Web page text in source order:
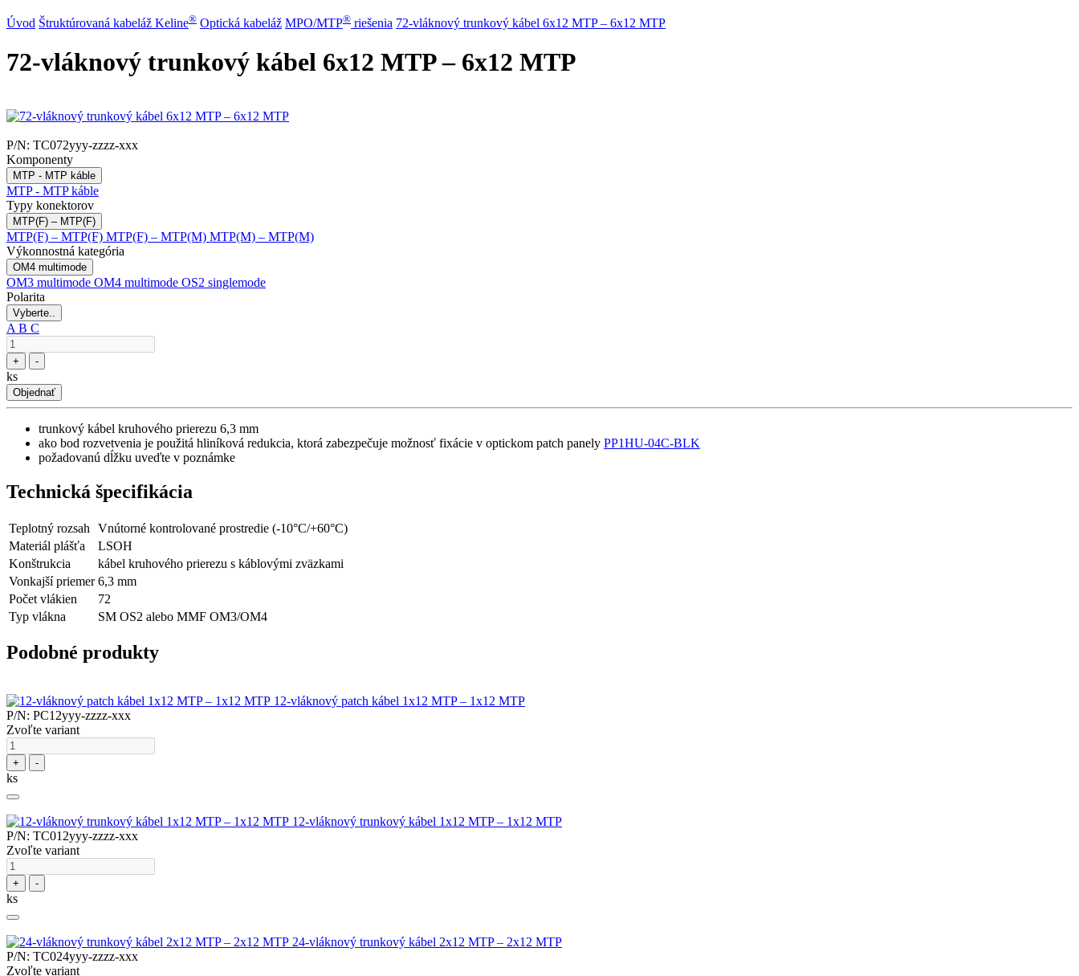
Úvod Štruktúrovaná kabeláž Keline® Optická kabeláž MPO/MTP® ​ riešenia 72-vláknový trunkový kábel 6x12 MTP – 6x12 MTP
72-vláknový trunkový kábel 6x12 MTP – 6x12 MTP
P/N: TC072yyy-zzzz-xxx
Komponenty
MTP - MTP káble
MTP - MTP káble
Typy konektorov
MTP(F) – MTP(F)
MTP(F) – MTP(F) MTP(F) – MTP(M) MTP(M) – MTP(M)
Výkonnostná kategória
OM4 multimode
OM3 multimode OM4 multimode OS2 singlemode
Polarita
Vyberte..
A B C
+ -
ks
Objednať
trunkový kábel kruhového prierezu 6,3 mm
ako bod rozvetvenia je použitá hliníková redukcia, ktorá zabezpečuje možnosť fixácie v optickom patch panely PP1HU-04C-BLK
požadovanú dĺžku uveďte v poznámke
Technická špecifikácia
Teplotný rozsah
Vnútorné kontrolované prostredie (-10°C/+60°C)
Materiál plášťa
LSOH
Konštrukcia
kábel kruhového prierezu s káblovými zväzkami
Vonkajší priemer 6,3 mm
Počet vlákien
72
Typ vlákna
SM OS2 alebo MMF OM3/OM4
Podobné produkty
12-vláknový patch kábel 1x12 MTP – 1x12 MTP
P/N: PC12yyy-zzzz-xxx
Zvoľte variant
+ -
ks
12-vláknový trunkový kábel 1x12 MTP – 1x12 MTP
P/N: TC012yyy-zzzz-xxx
Zvoľte variant
+ -
ks
24-vláknový trunkový kábel 2x12 MTP – 2x12 MTP
P/N: TC024yyy-zzzz-xxx
Zvoľte variant